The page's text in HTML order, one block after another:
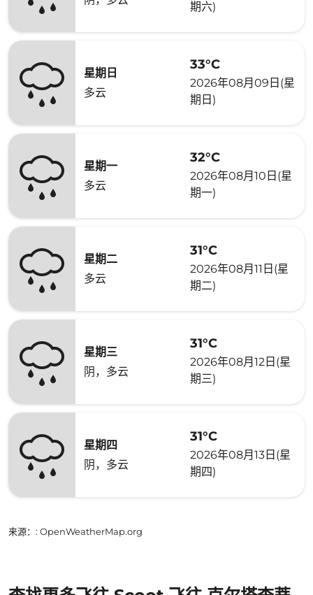
期六)
星期日
多云
33°C
2026年08月09日(星
期日)
星期一
多云
32°C
2026年08月10日(星
期一)
星期二
多云
31°C
2026年08月11日(星
期二)
星期三
阴，多云
31°C
2026年08月12日(星
期三)
星期四
阴，多云
31°C
2026年08月13日(星
期四)
来源： : OpenWeatherMap.org